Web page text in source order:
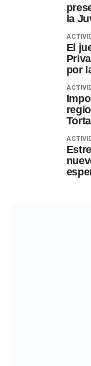
la
El
por